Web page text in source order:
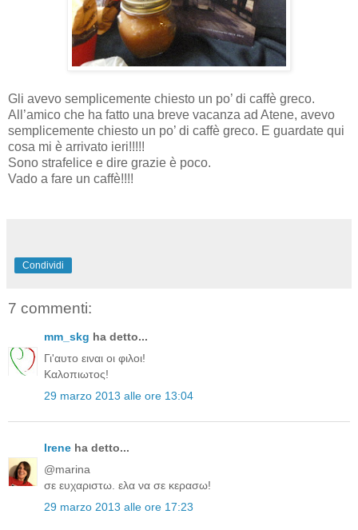
Gli avevo semplicemente chiesto un po’ di caffè greco.
All’amico che ha fatto una breve vacanza ad Atene, avevo
semplicemente chiesto un po’ di caffè greco. E guardate qui
cosa mi è arrivato ieri!!!!!
Sono strafelice e dire grazie è poco.
Vado a fare un caffè!!!!
Condividi
7 commenti:
mm_skg ha detto...
Γι'αυτο ειναι οι φιλοι!
Καλοπιωτος!
29 marzo 2013 alle ore 13:04
Irene ha detto...
@marina
σε ευχαριστω. ελα να σε κερασω!
29 marzo 2013 alle ore 17:23